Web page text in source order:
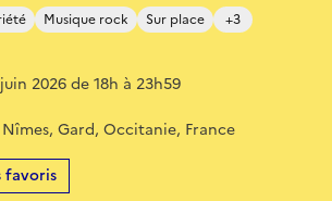
Musique rock Sur place +3
2026 de 18h à 23h59
Nîmes, Gard, Occitanie, France
favoris